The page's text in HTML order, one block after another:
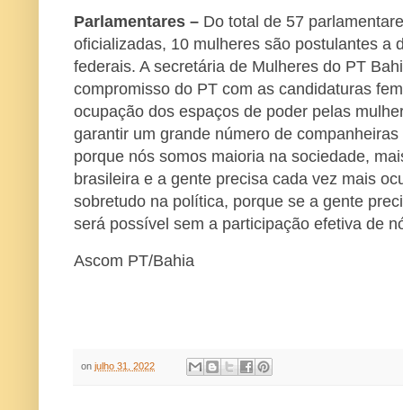
Parlamentares – Do total de 57
oficializadas, 10 mulheres são postulantes a
federais. A secretária de Mulheres do PT
compromisso do PT com as candidaturas
ocupação dos espaços de poder pelas
garantir um grande número de
porque nós somos maioria na sociedade,
brasileira e a gente precisa cada vez mais
sobretudo na política, porque se a gente
será possível sem a participação efetiva de
Ascom PT/Bahia
onjulho 31, 2022